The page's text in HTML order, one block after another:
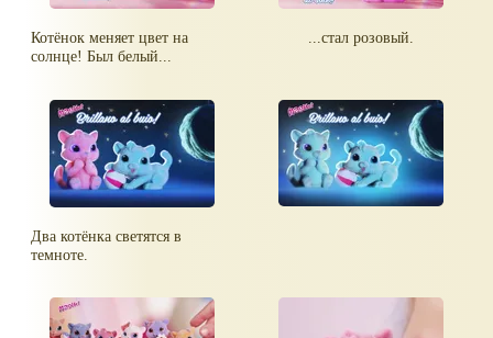
Котёнок меняет цвет на
солнце! Был белый...
...стал розовый.
Два котёнка светятся в
темноте.